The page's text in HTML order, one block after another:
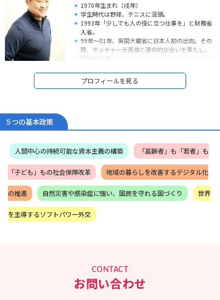
1970年生まれ（戌年）
学生時代は野球、テニスに没頭。
1993年「少しでも人の役に立つ仕事を」と財務省
入省。
99年～01年、英国大蔵省に日本人初の出向。その
際、サッチャー元首相と運命的出会いを果たし、
政治を志す。
09年～12年、落選中の3年間、民間企業で営業マ
ンとして経済の現場で働きながら、地元政治活動
復帰（2期目）、現在当選4期。
大臣を務める。
政治家としては初めて経済連携協定（EPA）の首席
交渉官を努め、日本とモンゴルのEPAを妥結、
2016年5月、モンゴルより北斗七星勲章を授与さ
れた他、平和外交の柱であるODAの改善や核軍
縮・核不拡散に心血を注ぐ。また、2016年7月バ
ングラデシュ・ダッカで発生したテロ事件では現
地対策本部長を務める。
17年～20年、岸田文雄政務調査会長の下、政務調
20年10月～、衆議院内閣委員会委員長
21年10月～、内閣官房副長官（政務）、内閣総理
大臣補佐官
プロフィールを見る
５つの基本政策
人間中心の持続可能な資本主義の構築 「高齢者」も「若者」も
「子ども」もの社会保障改革 地域の暮らしを改善するデジタル化
の推進 自然災害や感染症に強い、国民を守れる国づくり 世界
を主導するソフトパワー外交
CONTACT
お問い合わせ